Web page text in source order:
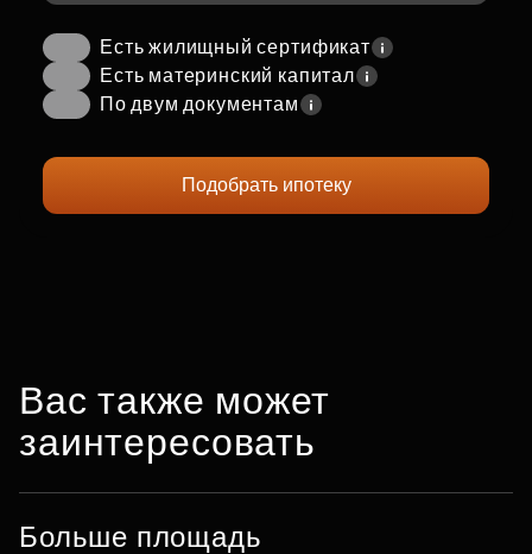
Есть жилищный сертификат
Есть материнский капитал
По двум документам
Подобрать ипотеку
Вас также может
заинтересовать
Больше площадь